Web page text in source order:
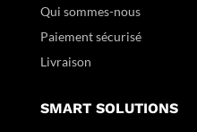
Qui sommes-nous
Paiement sécurisé
Livraison
SMART SOLUTIONS